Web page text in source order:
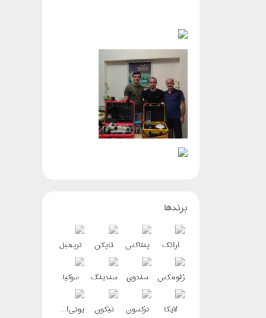
برندها
آراتک پنتاکس تاپکن تریمبل
ژئومکس سندوی سندینگ سوکیا
لایکا نرکسون نیکون یونی استرانگ